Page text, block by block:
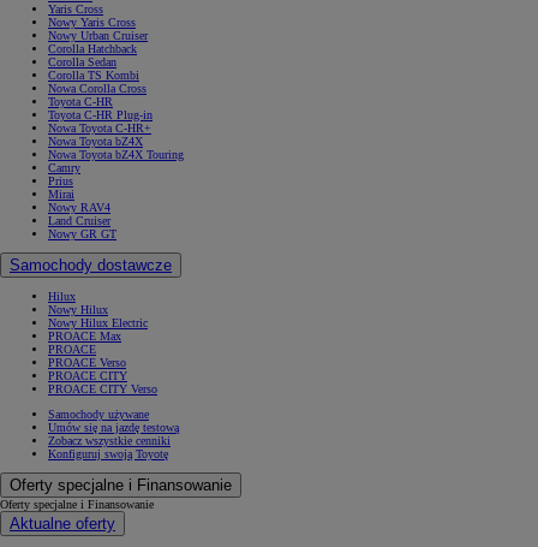
Yaris Cross
Nowy Yaris Cross
Nowy Urban Cruiser
Corolla Hatchback
Corolla Sedan
Corolla TS Kombi
Nowa Corolla Cross
Toyota C-HR
Toyota C-HR Plug-in
Nowa Toyota C-HR+
Nowa Toyota bZ4X
Nowa Toyota bZ4X Touring
Camry
Prius
Mirai
Nowy RAV4
Land Cruiser
Nowy GR GT
Samochody dostawcze
Hilux
Nowy Hilux
Nowy Hilux Electric
PROACE Max
PROACE
PROACE Verso
PROACE CITY
PROACE CITY Verso
Samochody używane
Umów się na jazdę testową
Zobacz wszystkie cenniki
Konfiguruj swoją Toyotę
Oferty specjalne i Finansowanie
Oferty specjalne i Finansowanie
Aktualne oferty